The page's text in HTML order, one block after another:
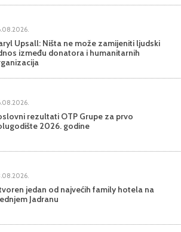
Upsall: Ništa ne može zamijeniti ljudski
između donatora i humanitarnih
rezultati OTP Grupe za prvo
2026. godine
jedan od najvećih family hotela na
Jadranu